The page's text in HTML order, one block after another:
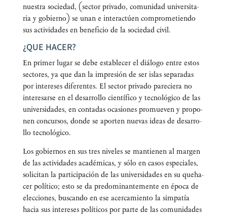
nues­tra socie­dad, (sec­tor pri­va­do, comu­ni­dad uni­ver­si­ta­
ria y gobierno) se unan e inter­ac­túen com­pro­me­tien­do
sus acti­vi­da­des en bene­fi­cio de la socie­dad civil.
¿QUE HACER?
En pri­mer lugar se debe esta­ble­cer el diá­lo­go entre estos
sec­to­res, ya que dan la impre­sión de ser islas sepa­ra­das
por intere­ses dife­ren­tes. El sec­tor pri­va­do pare­cie­ra no
inte­re­sar­se en el desa­rro­llo cien­tí­fi­co y tec­no­ló­gi­co de las
uni­ver­si­da­des, en con­ta­das oca­sio­nes pro­mue­ven y pro­po­
nen con­cur­sos, don­de se apor­ten nue­vas ideas de desa­rro­
llo tecnológico.
Los gobier­nos en sus tres nive­les se man­tie­nen al mar­gen
de las acti­vi­da­des aca­dé­mi­cas, y sólo en casos espe­cia­les,
soli­ci­tan la par­ti­ci­pa­ción de las uni­ver­si­da­des en su queha­
cer polí­ti­co; esto se da pre­do­mi­nan­te­men­te en épo­ca de
elec­cio­nes, bus­can­do en ese acer­ca­mien­to la sim­pa­tía
hacia sus intere­ses polí­ti­cos por par­te de las comu­ni­da­des